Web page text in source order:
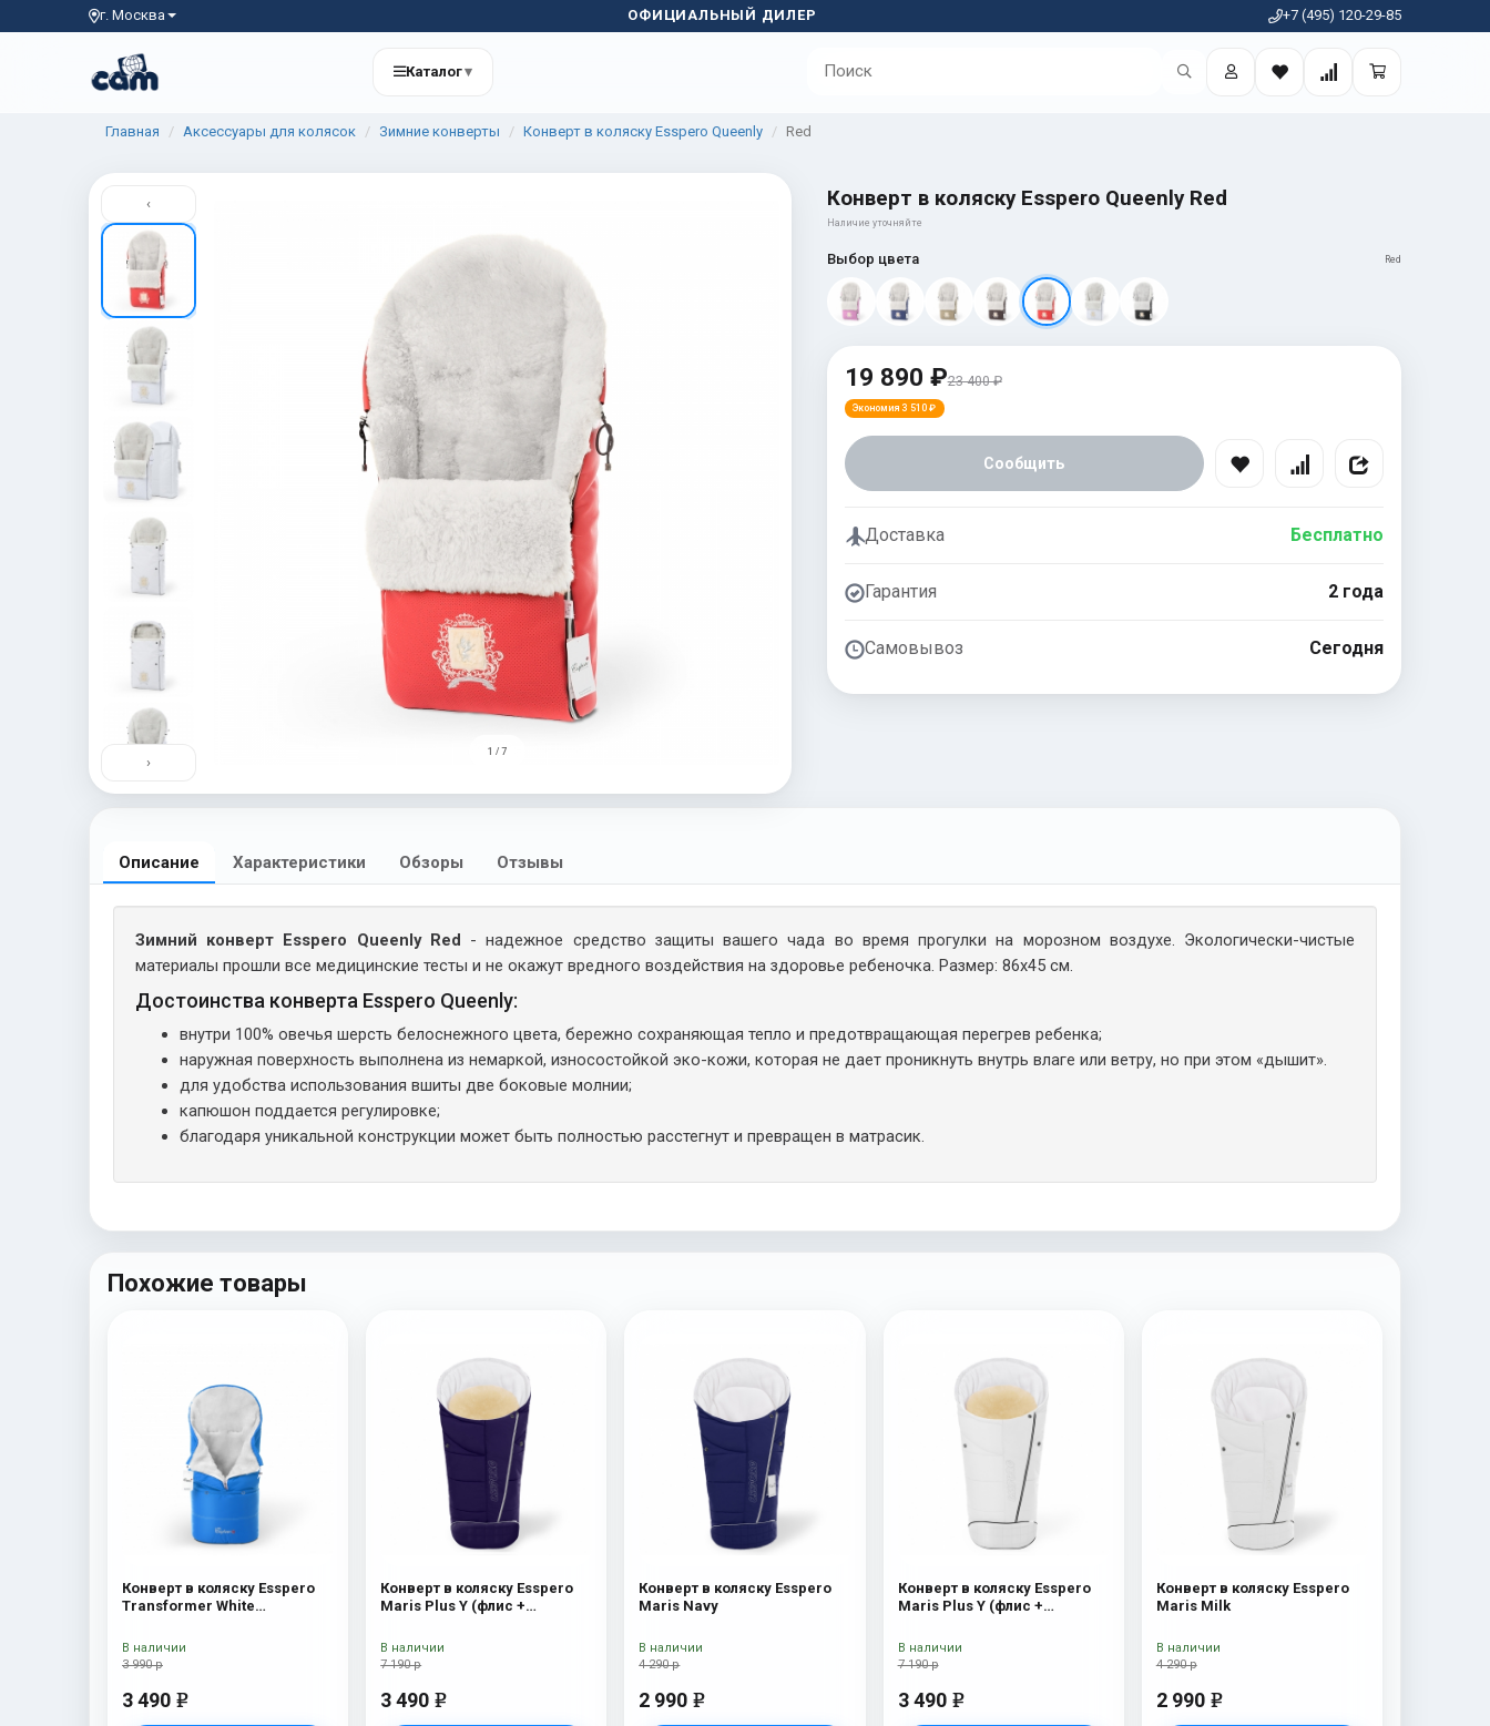
г. Москва ОФИЦИАЛЬНЫЙ ДИЛЕР +7 (495) 120-29-85
Каталог▾
Главная Аксессуары для колясок Зимние конверты Конверт в коляску Esspero Queenly Red
‹
›
1 / 7
Конверт в коляску Esspero Queenly Red
Наличие уточняйте
Выбор цвета Red
19 890 ₽23 400 ₽
Экономия 3 510 ₽
Сообщить
Доставка Бесплатно
Гарантия 2 года
Самовывоз Сегодня
Описание Характеристики Обзоры Отзывы
Зимний конверт Esspero Queenly Red - надежное средство защиты вашего чада во время прогулки на морозном воздухе. Экологически-чистые
материалы прошли все медицинские тесты и не окажут вредного воздействия на здоровье ребеночка. Размер: 86х45 см.
Достоинства конверта Esspero Queenly:
внутри 100% овечья шерсть белоснежного цвета, бережно сохраняющая тепло и предотвращающая перегрев ребенка;
наружная поверхность выполнена из немаркой, износостойкой эко-кожи, которая не дает проникнуть внутрь влаге или ветру, но при этом «дышит».
для удобства использования вшиты две боковые молнии;
капюшон поддается регулировке;
благодаря уникальной конструкции может быть полностью расстегнут и превращен в матрасик.
Похожие товары
Конверт в коляску Esspero
Transformer White
Blue Mountain
3 990 р
3 490 e
В наличии
Конверт в коляску Esspero
Maris Plus Y (флис +
7 190 р
3 490 e
В наличии
Конверт в коляску Esspero
Maris Navy
4 290 р
2 990 e
В наличии
Конверт в коляску Esspero
Maris Plus Y (флис +
7 190 р
3 490 e
В наличии
Конверт в коляску Esspero
Maris Milk
4 290 р
2 990 e
В наличии